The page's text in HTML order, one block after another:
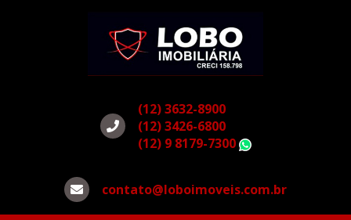
(12) 3632-8900
(12) 3426-6800
(12) 9 8179-7300
contato@loboimoveis.com.br